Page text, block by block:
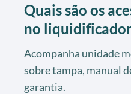
Quais são os
no
Acompanha unidade
sobre tampa, manual
garantia.